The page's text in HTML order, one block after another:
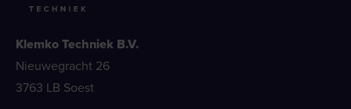
Klemko Techniek B.V.
Nieuwegracht 26
3763 LB Soest